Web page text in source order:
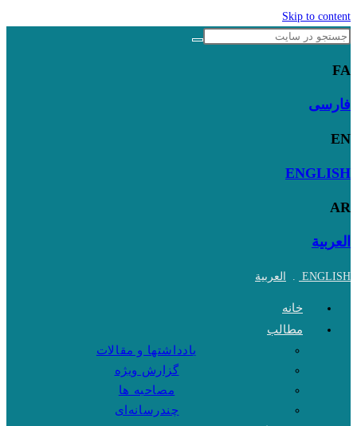
Skip to content
FA
فارسی
EN
ENGLISH
AR
العربية
ENGLISH
. العربية
خانه
مطالب
یادداشتها و مقالات
گزارش ویژه
مصاحبه ها
چندرسانه‌ای